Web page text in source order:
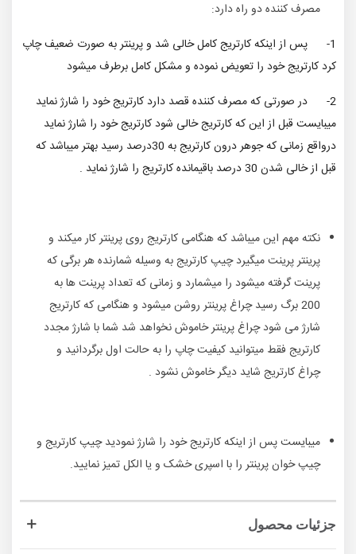
مصرف کننده دو راه دارد:
1- پس از اینکه کارتریج کامل خالی شد و پرینتر به صورت ضعیف چاپ
کرد کارتریج خود را تعویض نموده و مشکل کامل برطرف میشود
2- در صورتی که مصرف کننده قصد دارد کارتریج خود را شارژ نماید
میبایست قبل از این که کارتریج خالی شود کارتریج خود را شارژ نماید
درواقع زمانی که جوهر درون کارتریج به 30درصد رسید بهتر میباشد که
قبل از خالی شدن 30 درصد باقیمانده کارتریج را شارژ نماید .
نکته مهم این میباشد که هنگامی کارتریج روی پرینتر کار میکند و
پرینتر پرینت میگیرد چیپ کارتریج به وسیله شمارنده هر برگی که
پرینت گرفته میشود را میشمارد و زمانی که تعداد پرینت ها به
200 برگ رسید چراغ پرینتر روشن میشود و هنگامی که کارتریج
شارژ می شود چراغ پرینتر خاموش نخواهد شد شما با شارژ مجدد
کارتریج فقط میتوانید کیفیت چاپ را به حالت اول برگردانید و
چراغ کارتریج شاید دیگر خاموش نشود .
میبایست پس از اینکه کارتریج خود را شارژ نمودید چیپ کارتریج و
چیپ خوان پرینتر را با اسپری خشک و یا الکل تمیز نمایید.
جزئیات محصول